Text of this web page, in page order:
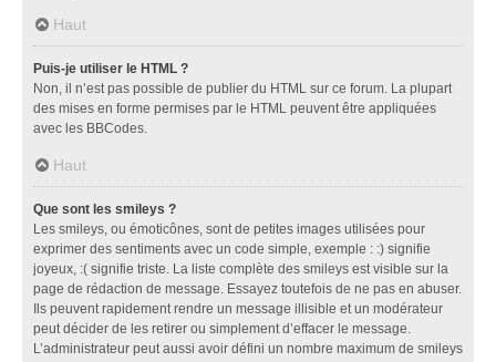
Haut
Puis-je utiliser le HTML ?
Non, il n’est pas possible de publier du HTML sur ce forum. La plupart
des mises en forme permises par le HTML peuvent être appliquées
avec les BBCodes.
Haut
Que sont les smileys ?
Les smileys, ou émoticônes, sont de petites images utilisées pour
exprimer des sentiments avec un code simple, exemple : :) signifie
joyeux, :( signifie triste. La liste complète des smileys est visible sur la
page de rédaction de message. Essayez toutefois de ne pas en abuser.
Ils peuvent rapidement rendre un message illisible et un modérateur
peut décider de les retirer ou simplement d’effacer le message.
L’administrateur peut aussi avoir défini un nombre maximum de smileys